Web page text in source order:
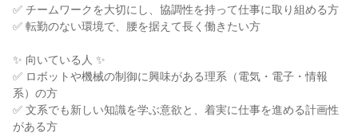
✅ チームワークを大切にし、協調性を持って仕事に取り組める方
✅ 転勤のない環境で、腰を据えて長く働きたい方
✨ 向いている人 ✨
✅ ロボットや機械の制御に興味がある理系（電気・電子・情報
系）の方
✅ 文系でも新しい知識を学ぶ意欲と、着実に仕事を進める計画性
がある方